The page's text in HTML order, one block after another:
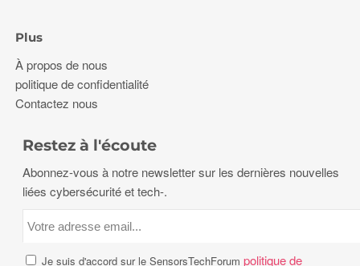
Plus
À propos de nous
politique de confidentialité
Contactez nous
Restez à l'écoute
Abonnez-vous à notre newsletter sur les dernières nouvelles
liées cybersécurité et tech-.
Je suis d'accord sur le SensorsTechForum politique de